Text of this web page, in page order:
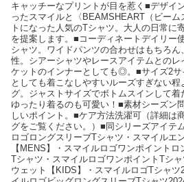
キャッチーなプリントが目を惹く■デザイ
ったスマイルと〈BEAMSHEART（ビー
トになった人気のTシャツ。大人の日常に
を提案します。■コーディネートデイリー
シャツ。ワイドパンツの合わせはもちろ
性。シアーシャツやレースアイテムとの
ケットのインナーとしても◎。■サイズ2サ
としても着こなしやすいルーズすぎない
グ。ジャストサイズでボトムスインして
ゆったり着るのも可愛い！■素材シーズン
しいポイント。■ケア方法洗濯可（詳細は
グをご覧ください。）■同シリーズアイテ
ロゴロングスリーブTシャツ・スマイルエ
【MENS】・スマイルロゴワンポイント
Tシャツ・スマイルロゴワンポイントTシ
ウェット【KIDS】・スマイルロゴTシャ